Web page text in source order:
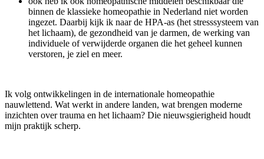
binnen de klassieke homeopathie in Nederland niet worden
ingezet. Daarbij kijk ik naar de HPA-as (het stresssysteem van
het lichaam), de gezondheid van je darmen, de werking van
individuele of verwijderde organen die het geheel kunnen
verstoren, je ziel en meer.
Ik volg ontwikkelingen in de internationale homeopathie
nauwlettend. Wat werkt in andere landen, wat brengen moderne
inzichten over trauma en het lichaam? Die nieuwsgierigheid houdt
mijn praktijk scherp.